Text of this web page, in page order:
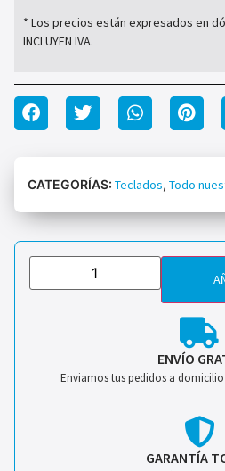
* Los precios están expresados en
INCLUYEN IVA.
CATEGORÍAS: Teclados, Todo
ENVÍO
Enviamos tus pedidos a
GARANTÍA